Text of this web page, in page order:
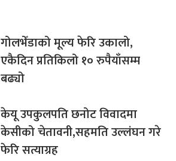
गोलभेँडाको मूल्य फेरि उकालो,
एकैदिन प्रतिकिलो १० रुपैयाँसम्म
बढ्यो
केयू उपकुलपति छनोट विवादमा
केसीको चेतावनी,सहमति उल्लंघन गरे
फेरि सत्याग्रह